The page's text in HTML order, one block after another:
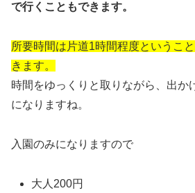
で行くこともできます。
所要時間は片道1時間程度というこ
きます。
時間をゆっくりと取りながら、出か
になりますね。
入園のみになりますので
大人200円